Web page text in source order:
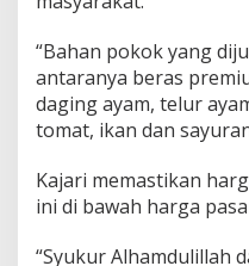
“Bahan pokok yang
antaranya beras
daging ayam, telur
tomat, ikan dan
Kajari memastikan
ini di bawah harga
“Syukur Alhamdulillah